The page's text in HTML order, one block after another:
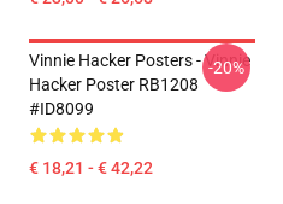
Vinnie Hacker Posters - Vinnie
Hacker Poster RB1208
#ID8099
€ 18,21 - € 42,22
-20%